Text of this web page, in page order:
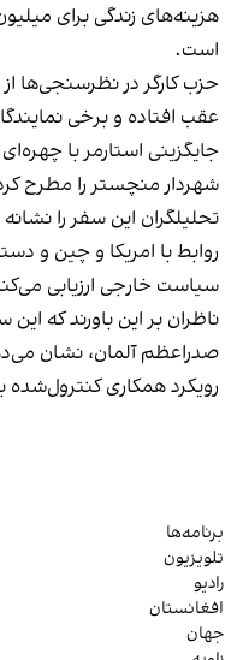
هزینه‌های زندگی برای
است.
حزب کارگر در نظرسنجی‌ها
عقب افتاده و برخی
جایگزینی استارمر با چهره‌ای
شهردار منچستر را مطرح
تحلیلگران این سفر را نشانه
روابط با امریکا و چین و
سیاست خارجی ارزیابی
ناظران بر این باورند که
صدراعظم آلمان، نشان
رویکرد همکاری کنترول‌شده
برنامه‌ها
تلویزیون
رادیو
افغانستان
جهان